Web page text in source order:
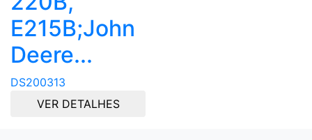
E215B;John
Deere...
DS200313
VER DETALHES